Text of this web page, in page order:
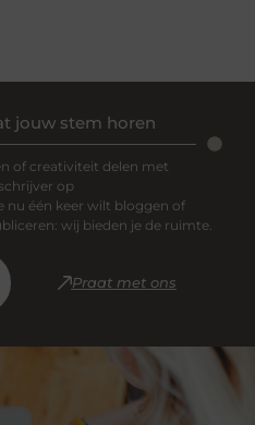
jouw stem horen
of creativiteit delen met
op
nu één keer wilt bloggen of
wij bieden je de ruimte.
Praat met ons